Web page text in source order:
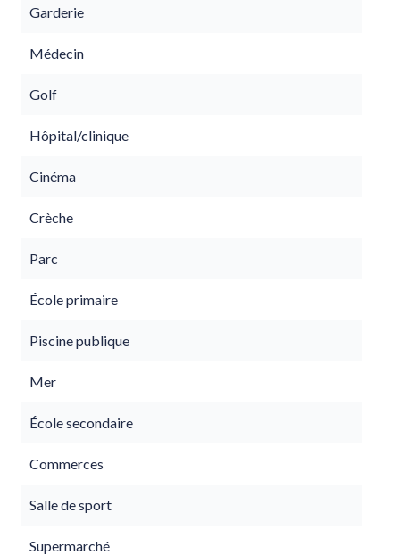
Garderie
Médecin
Golf
Hôpital/clinique
Cinéma
Crèche
Parc
École primaire
Piscine publique
Mer
École secondaire
Commerces
Salle de sport
Supermarché